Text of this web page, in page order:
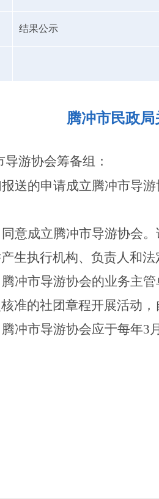
结果公示
腾冲市民政
导游协会筹备组 ：
送的申请成立腾冲市导
意成立腾冲市导游协会
生执行机构、负责人和
冲市导游协会的业务主
准的社团章程开展活动
冲市导游协会应于每年3